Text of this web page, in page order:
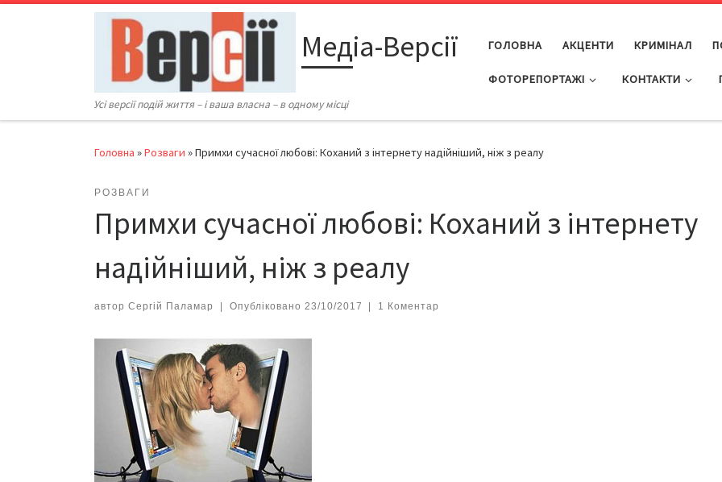
Перейти до вмісту
Медіа-Версії
Усі версії подій життя – і ваша власна – в одному місці
ГОЛОВНА АКЦЕНТИ КРИМІНАЛ
ФОТОРЕПОРТАЖІ КОНТАКТИ
Головна »Розваги »Примхи сучасної любові: Коханий з інтернету надійніший, ніж з реалу
РОЗВАГИ
Примхи сучасної любові: Коханий з інтернету
надійніший, ніж з реалу
автор Сергій Паламар Опубліковано 23/10/2017 1 Коментар